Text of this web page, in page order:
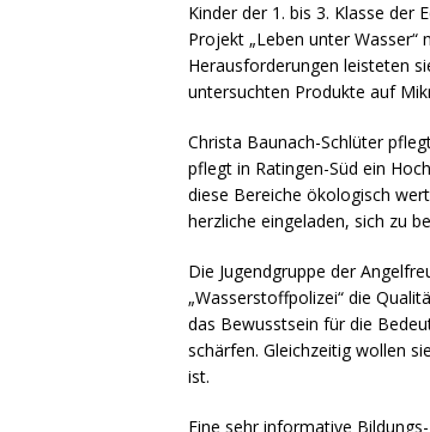
Kinder der 1. bis 3. Klasse der
Projekt „Leben unter
Herausforderungen leisteten
untersuchten Produkte auf
Christa Baunach-Schlüter
pflegt in Ratingen-Süd ein
diese Bereiche ökologisch
herzliche eingeladen, sich zu
Die Jugendgruppe der
„Wasserstoffpolizei“ die
das Bewusstsein für die
schärfen. Gleichzeitig wollen
ist.
Eine sehr informative